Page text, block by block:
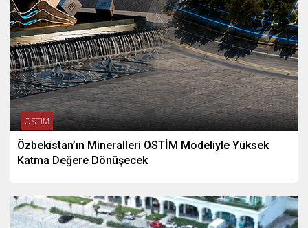
OSTİM
Özbekistan’ın Mineralleri OSTİM Modeliyle Yüksek
Katma Değere Dönüşecek